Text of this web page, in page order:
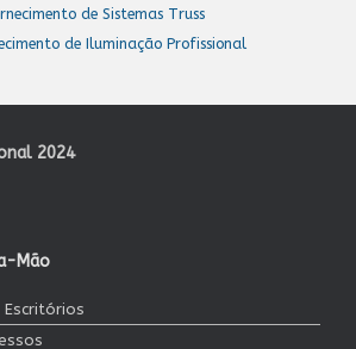
de Sistemas Truss
de Iluminação Profissional
2024
Mão
Escritórios